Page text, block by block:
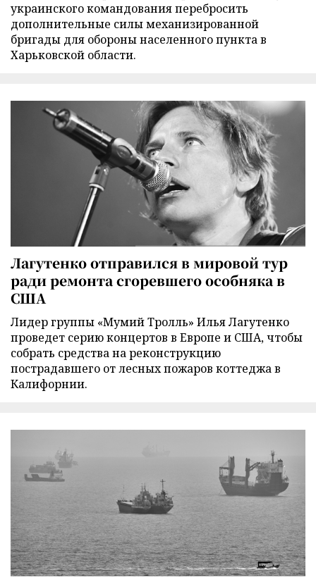
украинского командования перебросить
дополнительные силы механизированной
бригады для обороны населенного пункта в
Харьковской области.
Лагутенко отправился в мировой тур
ради ремонта сгоревшего особняка в
США
Лидер группы «Мумий Тролль» Илья Лагутенко
проведет серию концертов в Европе и США, чтобы
собрать средства на реконструкцию
пострадавшего от лесных пожаров коттеджа в
Калифорнии.